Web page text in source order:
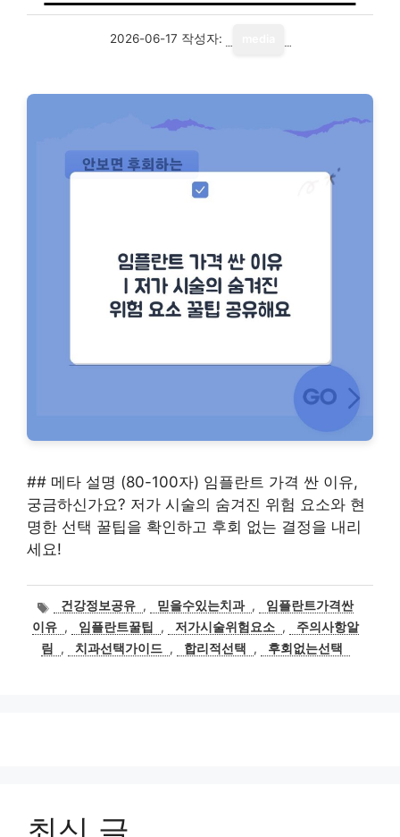
2026-06-17 작성자:
## 메타 설명 (80-100자) 임플란트 가격 싼 이유,
궁금하신가요? 저가 시술의 숨겨진 위험 요소와 현
명한 선택 꿀팁을 확인하고 후회 없는 결정을 내리
세요!
태
그
건강정보공유 , 믿을수있는치과 ,
임플란트가격싼
이유 , 임플란트꿀팁 , 저가시술위험요소 ,
주의사항알
림
, 치과선택가이드 , 합리적선택 , 후회없는선택